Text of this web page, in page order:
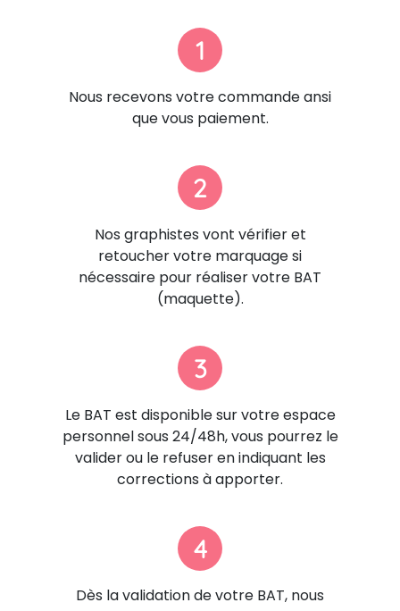
1
Nous recevons votre commande ansi
que vous paiement.
2
Nos graphistes vont vérifier et
retoucher votre marquage si
nécessaire pour réaliser votre BAT
(maquette).
3
Le BAT est disponible sur votre espace
personnel sous 24/48h, vous pourrez le
valider ou le refuser en indiquant les
corrections à apporter.
4
Dès la validation de votre BAT, nous